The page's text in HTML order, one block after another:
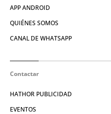
APP ANDROID
QUIÉNES SOMOS
CANAL DE WHATSAPP
Contactar
HATHOR PUBLICIDAD
EVENTOS